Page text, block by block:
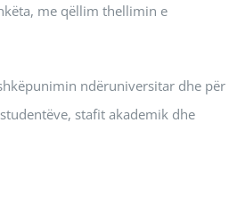
me qëllim thellimin e
ndëruniversitar dhe për
stafit akademik dhe